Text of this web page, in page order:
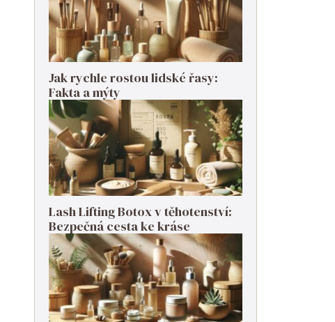
Jak rychle rostou lidské řasy:
Fakta a mýty
Lash Lifting Botox v těhotenství:
Bezpečná cesta ke kráse